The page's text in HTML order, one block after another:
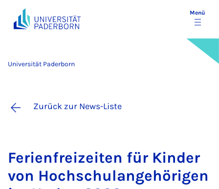
Menü
Universität Paderborn
Zurück zur News-Liste
Fe­ri­en­frei­zei­ten für Kin­der
von Hoch­schulan­ge­hö­ri­gen